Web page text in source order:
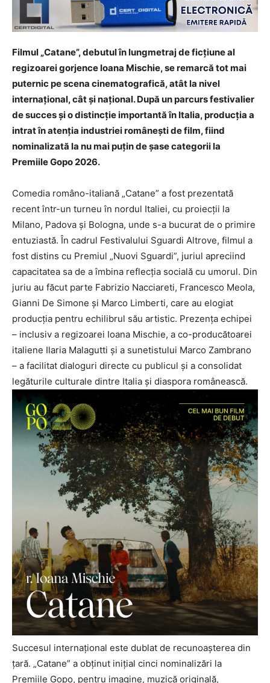
Filmul „Catane”, debutul în lungmetraj de ficțiune al
regizoarei gorjence Ioana Mischie, se remarcă tot mai
puternic pe scena cinematografică, atât la nivel
internațional, cât și național. După un parcurs festivalier
de succes și o distincție importantă în Italia, producția a
intrat în atenția industriei românești de film, fiind
nominalizată la nu mai puțin de șase categorii la
Premiile Gopo 2026.
Comedia româno-italiană „Catane” a fost prezentată
recent într-un turneu în nordul Italiei, cu proiecții la
Milano, Padova și Bologna, unde s-a bucurat de o primire
entuziastă. În cadrul Festivalului Sguardi Altrove, filmul a
fost distins cu Premiul „Nuovi Sguardi”, juriul apreciind
capacitatea sa de a îmbina reflecția socială cu umorul. Din
juriu au făcut parte Fabrizio Nacciareti, Francesco Meola,
Gianni De Simone și Marco Limberti, care au elogiat
producția pentru echilibrul său artistic. Prezența echipei
– inclusiv a regizoarei Ioana Mischie, a co-producătoarei
italiene Ilaria Malagutti și a sunetistului Marco Zambrano
– a facilitat dialoguri directe cu publicul și a consolidat
legăturile culturale dintre Italia și diaspora românească.
Succesul internațional este dublat de recunoașterea din
țară. „Catane” a obținut inițial cinci nominalizări la
Premiile Gopo, pentru imagine, muzică originală,